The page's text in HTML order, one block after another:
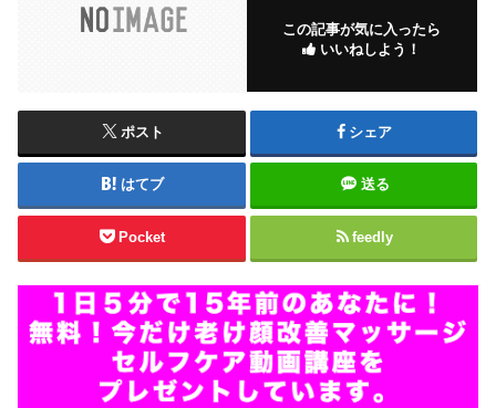
この記事が気に入ったら
いいねしよう！
ポスト シェア
はてブ 送る
Pocket feedly